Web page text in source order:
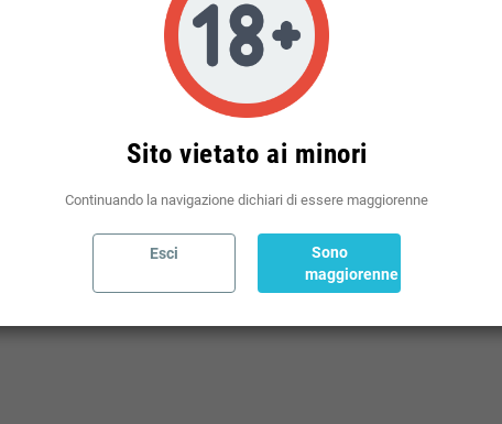
Politiche per le spedizioni
(modificale nel modulo Rassicurazioni cliente)
Sito vietato ai minori
Continuando la navigazione dichiari di essere maggiorenne
Esci
Sono
maggiorenne